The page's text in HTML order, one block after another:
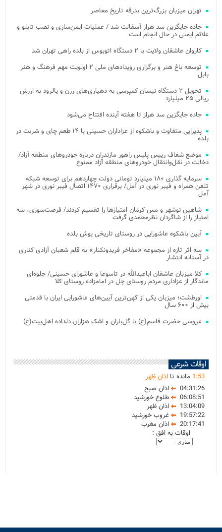
تهران میزبان بزرگ‌ترین بدرقه تاریخ معاصر
جاده جایگزین سد هراز آسفالت شد / عملیات ایمن‌سازی و نصب تابلو و
علائم ایمنی در حال انجام است
کاروان عاشقان ولایت با ۲ دستگاه اتوبوس از بلده راهی تهران شد
توسعه باغ هنر و برگزاری رویدادهای ملی ۲ اولویت مهم فرهنگ و هنر
بابل
تحویل ۲ دستگاه نیسان کمپرسی به دهیاری‌های رزن و یالرود به ارزش
ریالی ۲۵ میلیارد
جاده جایگزین سد هراز تا هفته آینده افتتاح می‌شود
پذیرایی متفاوت و باشکوه از عزاداران حسینی با ۱۴ طعم چای و شربت در
بلده
موضع شفاف رییس پلیس راهور مازندران درباره خودروهای منطقه آزاد/
دخالت در نقل‌وانتقال خودروهای منطقه آزاد ممنوع
سرمایه گذاری ۱۸۰ میلیارد تومانی دولت چهاردهم برای توسعه شبکه
تلفن همراه و فیبر نوری در آمل/ برقراری ۱۴۷۰ اتصال فیبر نوری در شهر
آمل
شاهین نوشهر و مس کرمان امتیازها را تقسیم کردند/ فرصت‌سوزی، سه
امتیاز را از شاگردان نظرمحمدی گرفت
آیین باشکوه عاشورایی در روستای تاریخی یوش بلده
سه اثر تازه از مجموعه «مفاخر فریدونکنار» به قلم شعبان آزادی کناری
در آستانه انتشار
کلا میزبان عاشقان اباعبدالله در تاسوعا و عاشورای حسینی/ جلوه‌ای
ماندگار از عزاداری مردم روستای چل در امامزاده روستای کلا
اورطشت؛ میزبان یکی از کهن‌ترین آیین‌های عاشورایی ایران با قدمتی
بیش از ۶۰۰ سال
عروسی حضرت قاسم(ع) با گل‌باران و اشک هزاران دلداده اهل‌بیت(ع)
اوقات شرعی
1:53 مانده تااذان ظهر
04:31:26
اذان صبح
06:08:51
طلوع خورشید
13:04:09
اذان ظهر
19:57:22
غروب خورشید
20:17:41
اذان مغرب
اوقات به افق :